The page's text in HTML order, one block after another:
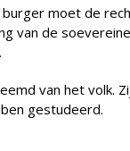
moet de
van de
van het volk.
gestudeerd.